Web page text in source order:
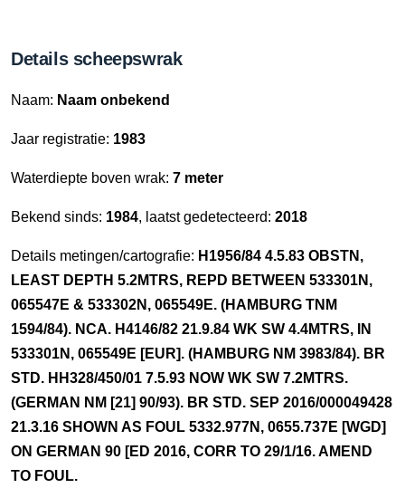
Details scheepswrak
Naam: Naam onbekend
Jaar registratie: 1983
Waterdiepte boven wrak: 7 meter
Bekend sinds: 1984, laatst gedetecteerd: 2018
Details metingen/cartografie: H1956/84 4.5.83 OBSTN,
LEAST DEPTH 5.2MTRS, REPD BETWEEN 533301N,
065547E & 533302N, 065549E. (HAMBURG TNM
1594/84). NCA. H4146/82 21.9.84 WK SW 4.4MTRS, IN
533301N, 065549E [EUR]. (HAMBURG NM 3983/84). BR
STD. HH328/450/01 7.5.93 NOW WK SW 7.2MTRS.
(GERMAN NM [21] 90/93). BR STD. SEP 2016/000049428
21.3.16 SHOWN AS FOUL 5332.977N, 0655.737E [WGD]
ON GERMAN 90 [ED 2016, CORR TO 29/1/16. AMEND
TO FOUL.